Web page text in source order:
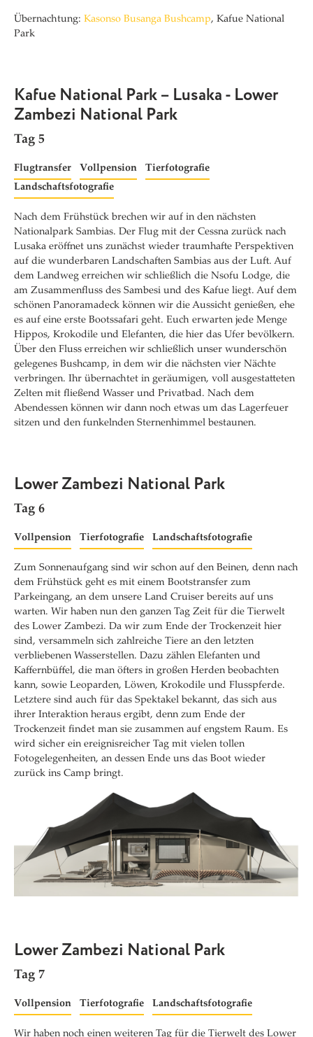
Übernachtung: Kasonso Busanga Bushcamp, Kafue National
Park
Kafue National Park – Lusaka - Lower
Zambezi National Park
Tag 5
Flugtransfer Vollpension
Tierfotografie
Landschaftsfotografie
Nach dem Frühstück brechen wir auf in den nächsten
Nationalpark Sambias. Der Flug mit der Cessna zurück nach
Lusaka eröffnet uns zunächst wieder traumhafte Perspektiven
auf die wunderbaren Landschaften Sambias aus der Luft. Auf
dem Landweg erreichen wir schließlich die Nsofu Lodge, die
am Zusammenfluss des Sambesi und des Kafue liegt. Auf dem
schönen Panoramadeck können wir die Aussicht genießen, ehe
es auf eine erste Bootssafari geht. Euch erwarten jede Menge
Hippos, Krokodile und Elefanten, die hier das Ufer bevölkern.
Über den Fluss erreichen wir schließlich unser wunderschön
gelegenes Bushcamp, in dem wir die nächsten vier Nächte
verbringen. Ihr übernachtet in geräumigen, voll ausgestatteten
Zelten mit fließend Wasser und Privatbad. Nach dem
Abendessen können wir dann noch etwas um das Lagerfeuer
sitzen und den funkelnden Sternenhimmel bestaunen.
Lower Zambezi National Park
Tag 6
Vollpension Tierfotografie Landschaftsfotografie
Zum Sonnenaufgang sind wir schon auf den Beinen, denn nach
dem Frühstück geht es mit einem Bootstransfer zum
Parkeingang, an dem unsere Land Cruiser bereits auf uns
warten. Wir haben nun den ganzen Tag Zeit für die Tierwelt
des Lower Zambezi. Da wir zum Ende der Trockenzeit hier
sind, versammeln sich zahlreiche Tiere an den letzten
verbliebenen Wasserstellen. Dazu zählen Elefanten und
Kaffernbüffel, die man öfters in großen Herden beobachten
kann, sowie Leoparden, Löwen, Krokodile und Flusspferde.
Letztere sind auch für das Spektakel bekannt, das sich aus
ihrer Interaktion heraus ergibt, denn zum Ende der
Trockenzeit findet man sie zusammen auf engstem Raum. Es
wird sicher ein ereignisreicher Tag mit vielen tollen
Fotogelegenheiten, an dessen Ende uns das Boot wieder
zurück ins Camp bringt.
Lower Zambezi National Park
Tag 7
Vollpension Tierfotografie Landschaftsfotografie
Wir haben noch einen weiteren Tag für die Tierwelt des Lower